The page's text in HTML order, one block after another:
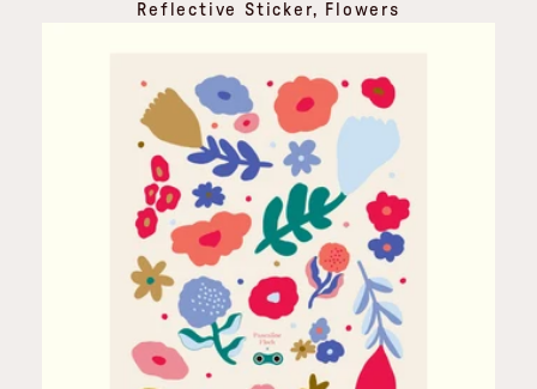
Reflective Sticker, Flowers